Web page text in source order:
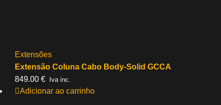
Extensões
Extensão Coluna Cabo Body-Solid GCCA
849.00 € Iva inc.
Adicionar ao carrinho